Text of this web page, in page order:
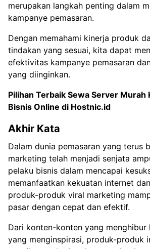
merupakan langkah penting dalam
kampanye pemasaran.
Dengan memahami kinerja produk
tindakan yang sesuai, kita dapat
efektivitas kampanye pemasaran
yang diinginkan.
Pilihan Terbaik Sewa Server Murah
Bisnis Online di Hostnic.id
Akhir Kata
Dalam dunia pemasaran yang terus
marketing telah menjadi senjata
pelaku bisnis dalam mencapai
memanfaatkan kekuatan internet
produk-produk viral marketing
pasar dengan cepat dan efektif.
Dari konten-konten yang menghibur
yang menginspirasi, produk-produk